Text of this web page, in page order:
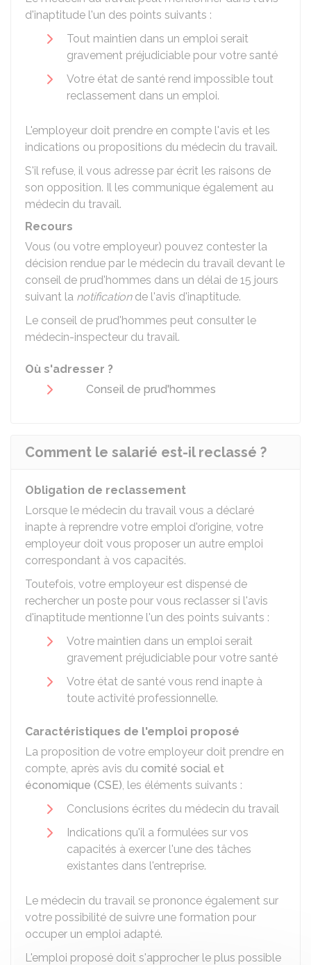
d'inaptitude l'un des points suivants :
Tout maintien dans un emploi serait
gravement préjudiciable pour votre santé
Votre état de santé rend impossible tout
reclassement dans un emploi.
L'employeur doit prendre en compte l'avis et les
indications ou propositions du médecin du travail.
S'il refuse, il vous adresse par écrit les raisons de
son opposition. Il les communique également au
médecin du travail.
Recours
Vous (ou votre employeur) pouvez contester la
décision rendue par le médecin du travail devant le
conseil de prud'hommes dans un délai de 15 jours
suivant la notificationde l'avis d'inaptitude.
Le conseil de prud'hommes peut consulter le
médecin-inspecteur du travail.
Où s'adresser ?
Conseil de prud'hommes
Comment le salarié est-il reclassé ?
Obligation de reclassement
Lorsque le médecin du travail vous a déclaré
inapte à reprendre votre emploi d'origine, votre
employeur doit vous proposer un autre emploi
correspondant à vos capacités.
Toutefois, votre employeur est dispensé de
rechercher un poste pour vous reclasser si l'avis
d'inaptitude mentionne l'un des points suivants :
Votre maintien dans un emploi serait
gravement préjudiciable pour votre santé
Votre état de santé vous rend inapte à
toute activité professionnelle.
Caractéristiques de l'emploi proposé
La proposition de votre employeur doit prendre en
compte, après avis du comité social et
économique (CSE), les éléments suivants :
Conclusions écrites du médecin du travail
Indications qu'il a formulées sur vos
capacités à exercer l'une des tâches
existantes dans l'entreprise.
Le médecin du travail se prononce également sur
votre possibilité de suivre une formation pour
occuper un emploi adapté.
L'emploi proposé doit s'approcher le plus possible